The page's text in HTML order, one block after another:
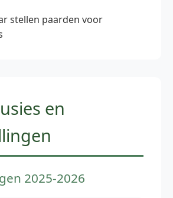
stellen paarden voor
en
2025-2026